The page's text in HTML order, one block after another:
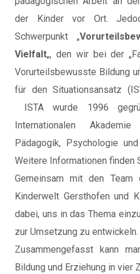
der Kinder vor Ort.
Schwerpunkt „
Vielfalt„, den wir bei der
Vorurteilsbewusste Bildung
für den Situationsansatz
ISTA wurde 1996
Internationalen
Pädagogik, Psychologie
Weitere Informationen finden
Gemeinsam mit den Team
Kinderwelt Gersthofen und
dabei, uns in das Thema
zur Umsetzung zu entwickeln.
Zusammengefasst kann
Bildung und Erziehung in vier